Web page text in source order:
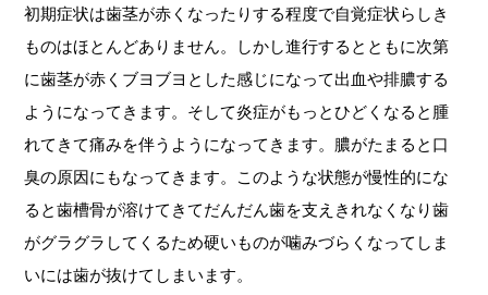
初期症状は歯茎が赤くなったりする程度で自覚症状らしき
ものはほとんどありません。しかし進行するとともに次第
に歯茎が赤くブヨブヨとした感じになって出血や排膿する
ようになってきます。そして炎症がもっとひどくなると腫
れてきて痛みを伴うようになってきます。膿がたまると口
臭の原因にもなってきます。このような状態が慢性的にな
ると歯槽骨が溶けてきてだんだん歯を支えきれなくなり歯
がグラグラしてくるため硬いものが噛みづらくなってしま
いには歯が抜けてしまいます。